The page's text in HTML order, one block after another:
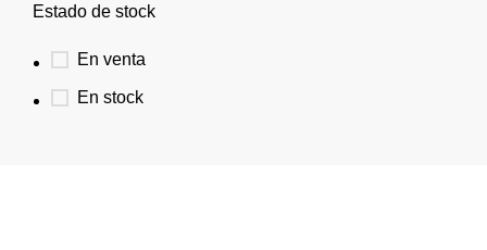
Estado de stock
En venta
En stock